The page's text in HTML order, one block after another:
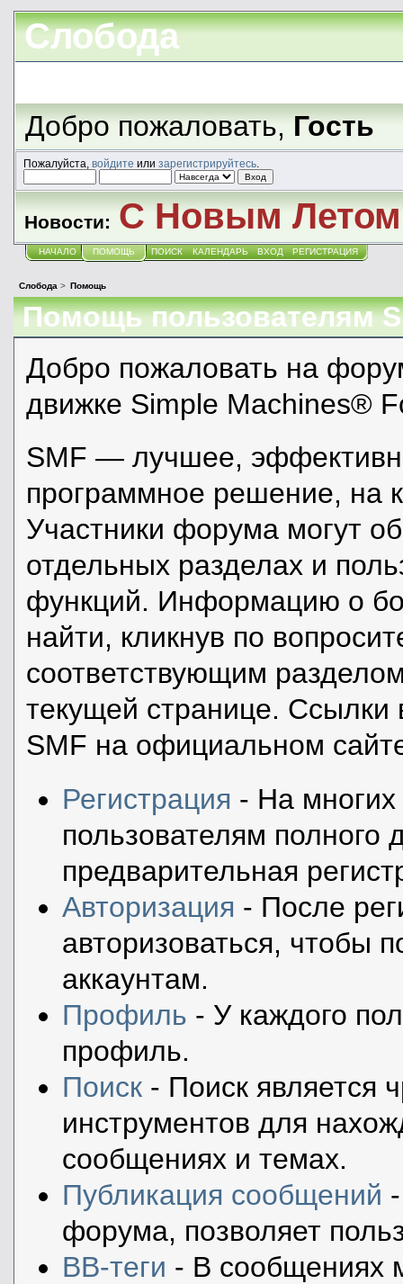
Слобода
Добро пожаловать,Гость
Пожалуйста, войдите или зарегистрируйтесь.
Новости: С Новым
НАЧАЛО ПОМОЩЬ ПОИСК КАЛЕНДАРЬ ВХОД РЕГИСТРАЦИЯ
Слобода > Помощь
Помощь пользователям
Добро пожаловать на
движке Simple Machines®
SMF — лучшее,
программное решение, на
Участники форума могут
отдельных разделах и
функций. Информацию о
найти, кликнув по
соответствующим
текущей странице. Ссылки
SMF на официальном
Регистрация - На
пользователям полного
предварительная
Авторизация - После
авторизоваться, чтобы
аккаунтам.
Профиль - У каждого
профиль.
Поиск- Поиск является
инструментов для
сообщениях и темах.
Публикация сообщений
форума, позволяет
BB-теги - В сообщениях